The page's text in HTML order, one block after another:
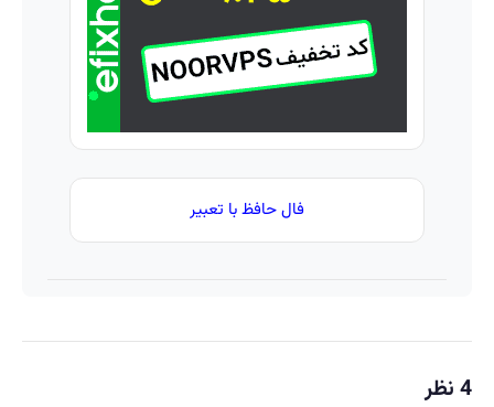
فال حافظ با تعبیر
4 نظر